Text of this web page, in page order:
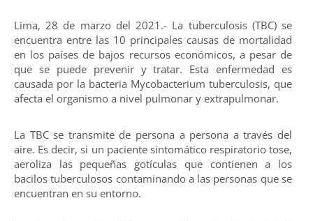
Lima, 28 de marzo del 2021.- La tuberculosis (TBC) se
encuentra entre las 10 principales causas de mortalidad
en los países de bajos recursos económicos, a pesar de
que se puede prevenir y tratar. Esta enfermedad es
causada por la bacteria Mycobacterium tuberculosis, que
afecta el organismo a nivel pulmonar y extrapulmonar.
La TBC se transmite de persona a persona a través del
aire. Es decir, si un paciente sintomático respiratorio tose,
aeroliza las pequeñas gotículas que contienen a los
bacilos tuberculosos contaminando a las personas que se
encuentran en su entorno.